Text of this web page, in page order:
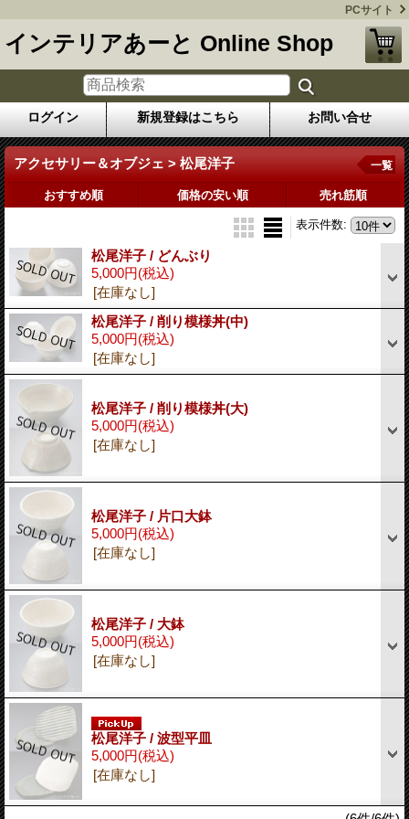
PCサイト
インテリアあーと Online Shop
ログイン 新規登録はこちら お問い合せ
アクセサリー＆オブジェ > 松尾洋子 一覧
おすすめ順 価格の安い順 売れ筋順
表示件数:
松尾洋子 / どんぶり
5,000円(税込)
[在庫なし]
松尾洋子 / 削り模様丼(中)
5,000円(税込)
[在庫なし]
松尾洋子 / 削り模様丼(大)
5,000円(税込)
[在庫なし]
松尾洋子 / 片口大鉢
5,000円(税込)
[在庫なし]
松尾洋子 / 大鉢
5,000円(税込)
[在庫なし]
松尾洋子 / 波型平皿
5,000円(税込)
[在庫なし]